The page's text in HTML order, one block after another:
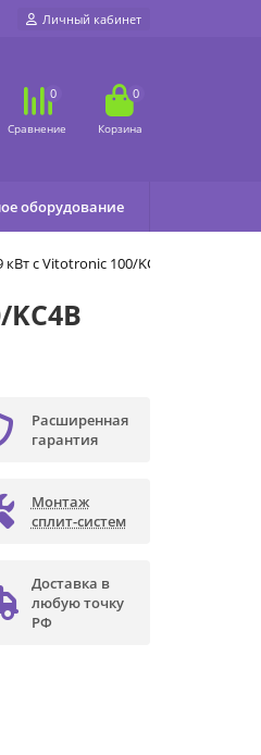
Личный кабинет
0 0
оборудование
с Vitotronic 100/KC4B
Расширенная
гарантия
Монтаж
сплит-систем
Доставка в
любую точку
РФ